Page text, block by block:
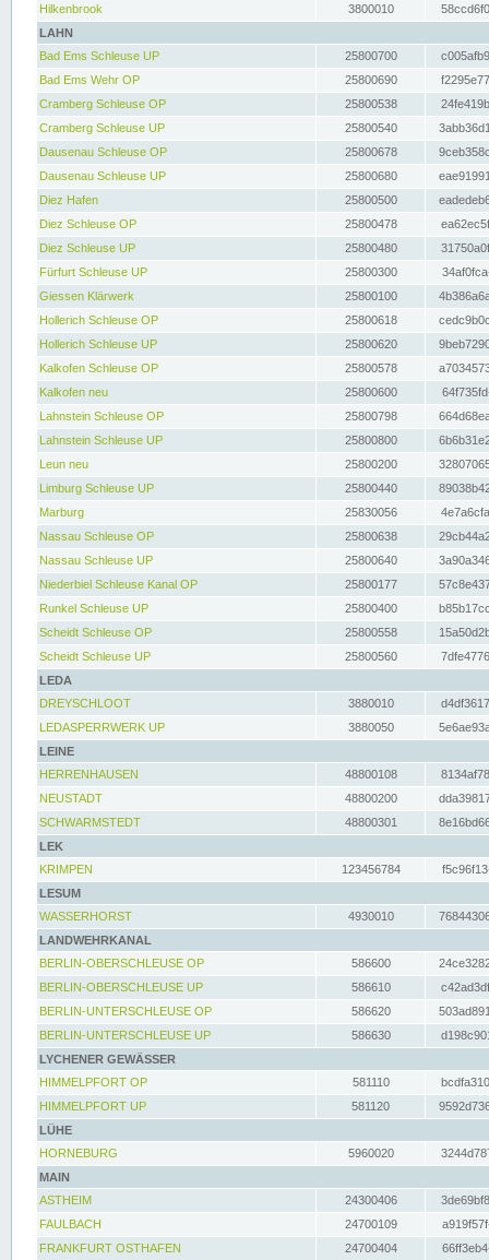
Hilkenbrook
3800010
LAHN
Bad Ems Schleuse UP
25800700
Bad Ems Wehr OP
25800690
Cramberg Schleuse OP
25800538
Cramberg Schleuse UP
25800540
Dausenau Schleuse OP
25800678
Dausenau Schleuse UP
25800680
Diez Hafen
25800500
Diez Schleuse OP
25800478
Diez Schleuse UP
25800480
Fürfurt Schleuse UP
25800300
Giessen Klärwerk
25800100
Hollerich Schleuse OP
25800618
Hollerich Schleuse UP
25800620
Kalkofen Schleuse OP
25800578
Kalkofen neu
25800600
Lahnstein Schleuse OP
25800798
Lahnstein Schleuse UP
25800800
Leun neu
25800200
Limburg Schleuse UP
25800440
Marburg
25830056
Nassau Schleuse OP
25800638
Nassau Schleuse UP
25800640
Niederbiel Schleuse Kanal OP
25800177
Runkel Schleuse UP
25800400
Scheidt Schleuse OP
25800558
Scheidt Schleuse UP
25800560
LEDA
DREYSCHLOOT
3880010
LEDASPERRWERK UP
3880050
LEINE
HERRENHAUSEN
48800108
NEUSTADT
48800200
SCHWARMSTEDT
48800301
LEK
KRIMPEN
123456784
LESUM
WASSERHORST
4930010
LANDWEHRKANAL
BERLIN-OBERSCHLEUSE OP
586600
BERLIN-OBERSCHLEUSE UP
586610
BERLIN-UNTERSCHLEUSE OP
586620
BERLIN-UNTERSCHLEUSE UP
586630
LYCHENER GEWÄSSER
HIMMELPFORT OP
581110
HIMMELPFORT UP
581120
LÜHE
HORNEBURG
5960020
MAIN
ASTHEIM
24300406
FAULBACH
24700109
FRANKFURT OSTHAFEN
24700404